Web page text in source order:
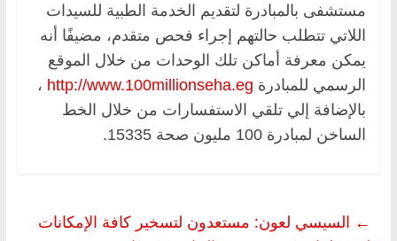
مستشفى بالمبادرة لتقديم الخدمة الطبية للسيدات
اللاتي تتطلب حالتهم إجراء فحص متقدم، مضيفًا أنه
يمكن معرفة أماكن تلك الوحدات من خلال الموقع
الرسمي للمبادرة http://www.100millionseha.eg ،
بالإضافة إلي تلقي الاستفسارات من خلال الخط
الساخن لمبادرة 100 مليون صحة 15335.
← السيسي لعون: مستعدون لتسخير كافة الإمكانات